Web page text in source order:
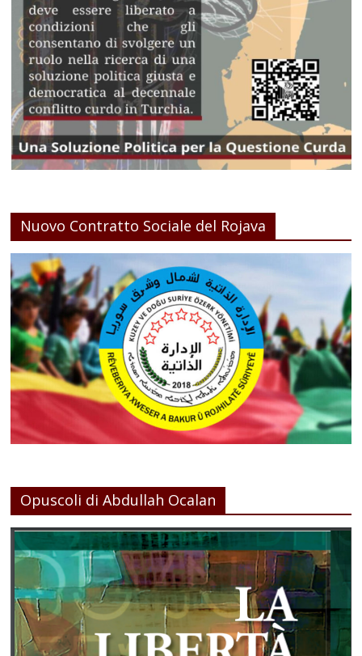
Nuovo Contratto Sociale del Rojava
Opuscoli di Abdullah Ocalan